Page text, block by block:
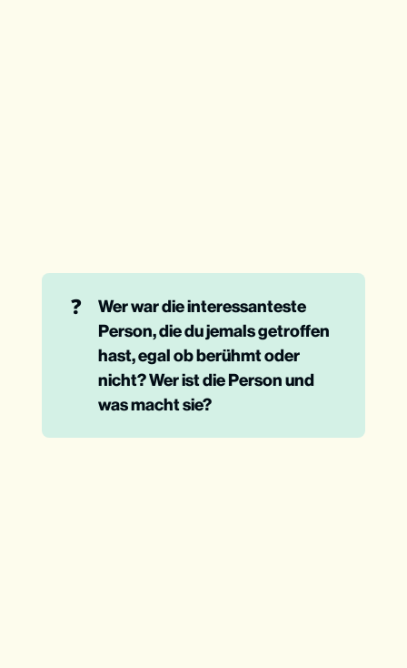
❓
Wer war die interessanteste
Person, die du jemals getroffen
hast, egal ob berühmt oder
nicht? Wer ist die Person und
was macht sie?